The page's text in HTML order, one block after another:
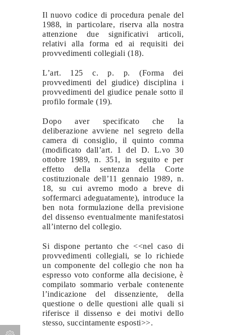
Il nuovo codice di procedura penale del
1988, in particolare, riserva alla nostra
attenzione due significativi articoli,
relativi alla forma ed ai requisiti dei
provvedimenti collegiali (18).
L’art. 125 c. p. p. (Forma dei
provvedimenti del giudice) disciplina i
provvedimenti del giudice penale sotto il
profilo formale (19).
Dopo aver specificato che la
deliberazione avviene nel segreto della
camera di consiglio, il quinto comma
(modificato dall’art. 1 del D. L.vo 30
ottobre 1989, n. 351, in seguito e per
effetto della sentenza della Corte
costituzionale dell’11 gennaio 1989, n.
18, su cui avremo modo a breve di
soffermarci adeguatamente), introduce la
ben nota formulazione della previsione
del dissenso eventualmente manifestatosi
all’interno del collegio.
Si dispone pertanto che <<nel caso di
provvedimenti collegiali, se lo richiede
un componente del collegio che non ha
espresso voto conforme alla decisione, è
compilato sommario verbale contenente
l’indicazione del dissenziente, della
questione o delle questioni alle quali si
riferisce il dissenso e dei motivi dello
stesso, succintamente esposti>>.